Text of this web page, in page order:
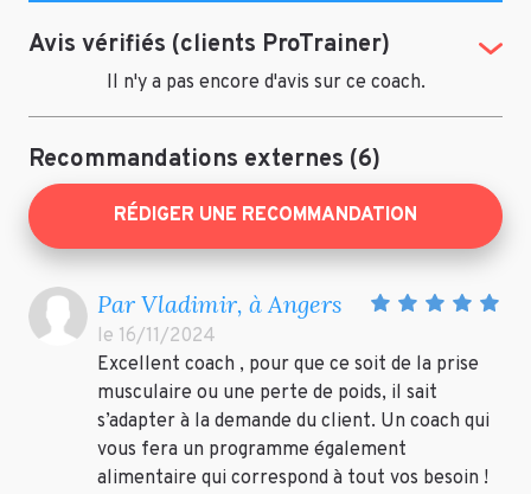
Avis vérifiés (clients ProTrainer)
Il n'y a pas encore d'avis sur ce coach.
Recommandations externes (6)
RÉDIGER UNE RECOMMANDATION
Par Vladimir, à Angers
le 16/11/2024
Excellent coach , pour que ce soit de la prise
musculaire ou une perte de poids, il sait
s’adapter à la demande du client. Un coach qui
vous fera un programme également
alimentaire qui correspond à tout vos besoin !